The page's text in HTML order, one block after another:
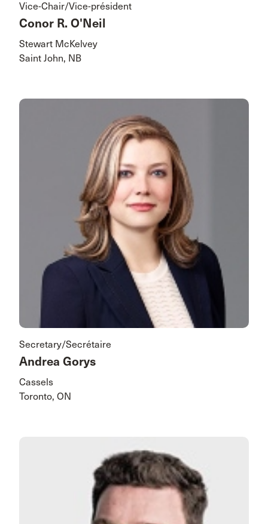
Vice-Chair/Vice-président
Conor R. O'Neil
Stewart McKelvey
Saint John, NB
Secretary/Secrétaire
Andrea Gorys
Cassels
Toronto, ON